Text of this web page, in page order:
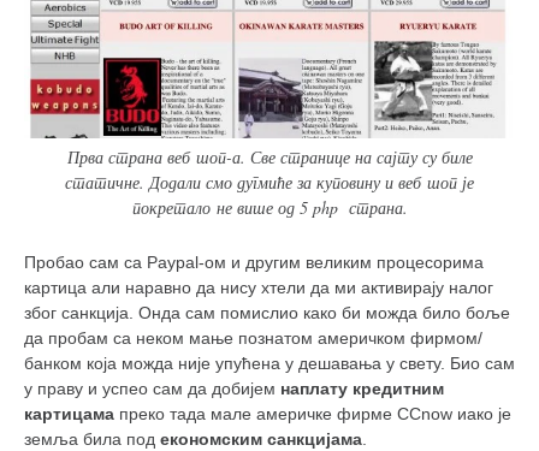
Прва страна веб шоп-а. Све странице на сајту су биле
статичне. Додали смо дугмиће за куповину и веб шоп је
покретало не више од 5 php страна.
Пробао сам са Paypal-ом и другим великим процесорима
картица али наравно да нису хтели да ми активирају налог
због санкција. Онда сам помислио како би можда било боље
да пробам са неком мање познатом америчком фирмом/
банком која можда није упућена у дешавања у свету. Био сам
у праву и успео сам да добијем наплату кредитним
картицама преко тада мале америчке фирме CCnow иако је
земља била под економским санкцијама